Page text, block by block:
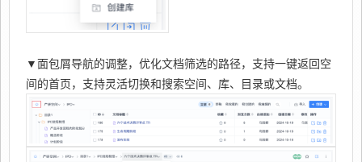
▼面包屑导航的调整，优化文档筛选的路径，支持一键返回空
间的首页，支持灵活切换和搜索空间、库、目录或文档。